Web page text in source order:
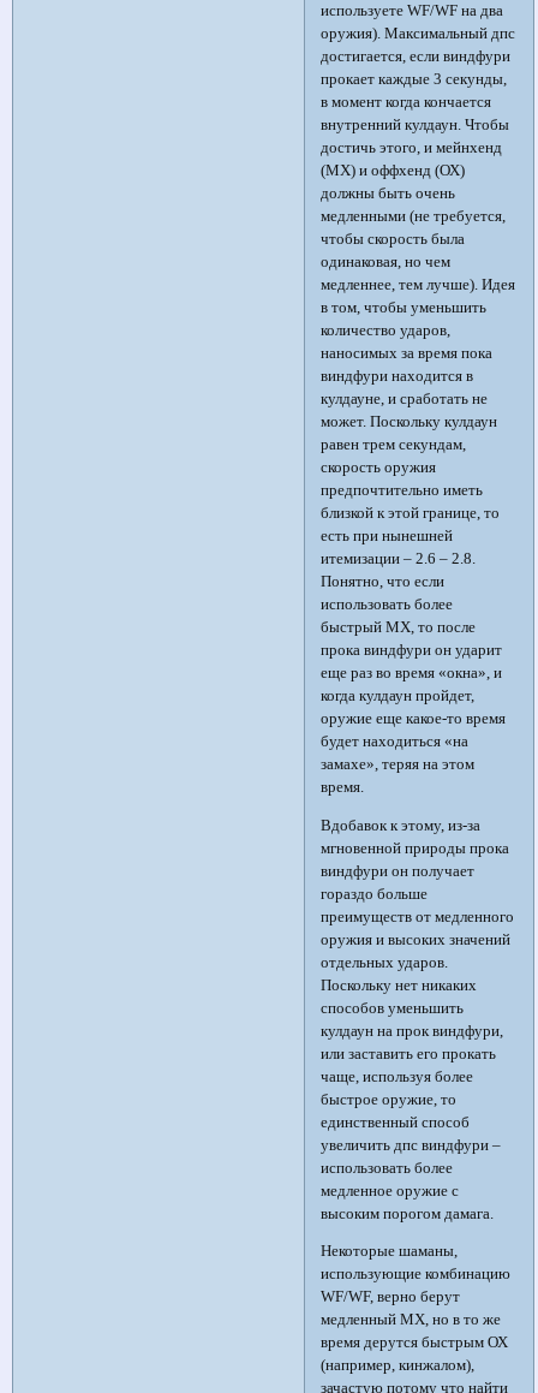
используете WF/WF на два
оружия). Максимальный дпс
достигается, если виндфури
прокает каждые 3 секунды,
в момент когда кончается
внутренний кулдаун. Чтобы
достичь этого, и мейнхенд
(МХ) и оффхенд (ОХ)
должны быть очень
медленными (не требуется,
чтобы скорость была
одинаковая, но чем
медленнее, тем лучше). Идея
в том, чтобы уменьшить
количество ударов,
наносимых за время пока
виндфури находится в
кулдауне, и сработать не
может. Поскольку кулдаун
равен трем секундам,
скорость оружия
предпочтительно иметь
близкой к этой границе, то
есть при нынешней
итемизации – 2.6 – 2.8.
Понятно, что если
использовать более
быстрый МХ, то после
прока виндфури он ударит
еще раз во время «окна», и
когда кулдаун пройдет,
оружие еще какое-то время
будет находиться «на
замахе», теряя на этом
время.
Вдобавок к этому, из-за
мгновенной природы прока
виндфури он получает
гораздо больше
преимуществ от медленного
оружия и высоких значений
отдельных ударов.
Поскольку нет никаких
способов уменьшить
кулдаун на прок виндфури,
или заставить его прокать
чаще, используя более
быстрое оружие, то
единственный способ
увеличить дпс виндфури –
использовать более
медленное оружие с
высоким порогом дамага.
Некоторые шаманы,
использующие комбинацию
WF/WF, верно берут
медленный МХ, но в то же
время дерутся быстрым ОХ
(например, кинжалом),
зачастую потому что найти